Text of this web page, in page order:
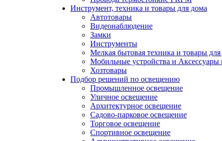
Инструмент, техника и товары для дома
Автотовары
Видеонаблюдение
Замки
Инструменты
Мелкая бытовая техника и товары для
Мобильные устройства и Аксессуары
Хозтовары
Подбор решений по освещению
Промышленное освещение
Уличное освещение
Архитектурное освещение
Садово-парковое освещение
Торговое освещение
Спортивное освещение